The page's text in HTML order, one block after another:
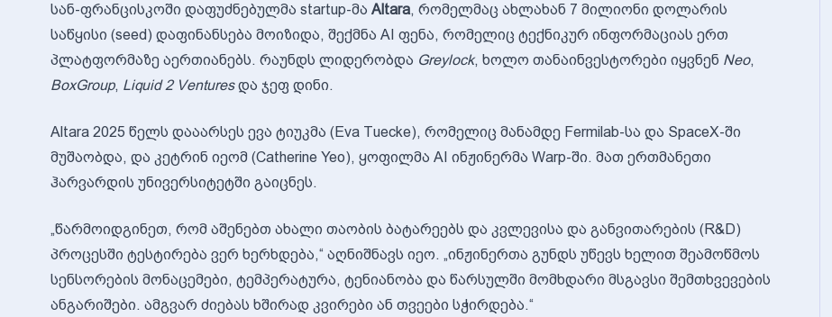
სან-ფრანცისკოში დაფუძნებულმა startup-მა Altara, რომელმაც ახლახან 7 მილიონი დოლარის
საწყისი (seed) დაფინანსება მოიზიდა, შექმნა AI ფენა, რომელიც ტექნიკურ ინფორმაციას ერთ
პლატფორმაზე აერთიანებს. რაუნდს ლიდერობდა Greylock, ხოლო თანაინვესტორები იყვნენ Neo,
BoxGroup, Liquid 2 Venturesდა ჯეფ დინი.
Altara 2025 წელს დააარსეს ევა ტიუკმა (Eva Tuecke), რომელიც მანამდე Fermilab-სა და SpaceX-ში
მუშაობდა, და კეტრინ იეომ (Catherine Yeo), ყოფილმა AI ინჟინერმა Warp-ში. მათ ერთმანეთი
ჰარვარდის უნივერსიტეტში გაიცნეს.
„წარმოიდგინეთ, რომ აშენებთ ახალი თაობის ბატარეებს და კვლევისა და განვითარების (R&D)
პროცესში ტესტირება ვერ ხერხდება,“ აღნიშნავს იეო. „ინჟინერთა გუნდს უწევს ხელით შეამოწმოს
სენსორების მონაცემები, ტემპერატურა, ტენიანობა და წარსულში მომხდარი მსგავსი შემთხვევების
ანგარიშები. ამგვარ ძიებას ხშირად კვირები ან თვეები სჭირდება.“